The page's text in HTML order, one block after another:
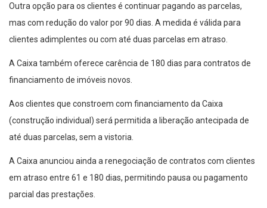
Outra opção para os clientes é continuar pagando as parcelas,
mas com redução do valor por 90 dias. A medida é válida para
clientes adimplentes ou com até duas parcelas em atraso.
A Caixa também oferece carência de 180 dias para contratos de
financiamento de imóveis novos.
Aos clientes que constroem com financiamento da Caixa
(construção individual) será permitida a liberação antecipada de
até duas parcelas, sem a vistoria.
A Caixa anunciou ainda a renegociação de contratos com clientes
em atraso entre 61 e 180 dias, permitindo pausa ou pagamento
parcial das prestações.